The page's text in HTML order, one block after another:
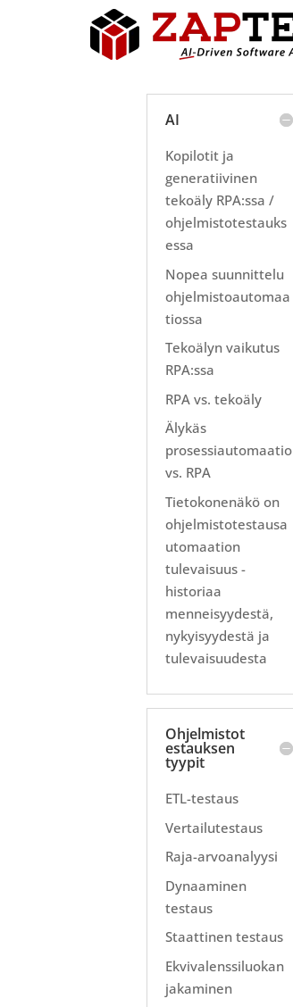
AI
Kopilotit ja
generatiivinen
tekoäly RPA:ssa /
ohjelmistotestauks
essa
Nopea suunnittelu
ohjelmistoautomaa
tiossa
Tekoälyn vaikutus
RPA:ssa
RPA vs. tekoäly
Älykäs
prosessiautomaatio
vs. RPA
Tietokonenäkö on
ohjelmistotestausa
utomaation
tulevaisuus -
historiaa
menneisyydestä,
nykyisyydestä ja
tulevaisuudesta
Ohjelmistot
estauksen
tyypit
ETL-testaus
Vertailutestaus
Raja-arvoanalyysi
Dynaaminen
testaus
Staattinen testaus
Ekvivalenssiluokan
jakaminen